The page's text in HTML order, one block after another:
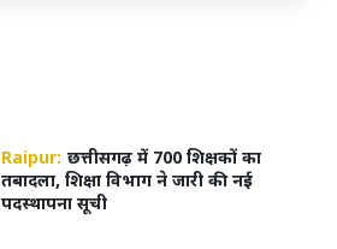
Raipur: छत्तीसगढ़ में 700 शिक्षकों का
तबादला, शिक्षा विभाग ने जारी की नई
पदस्थापना सूची